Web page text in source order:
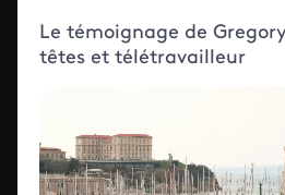
Le témoignage de
têtes et télétravailleur